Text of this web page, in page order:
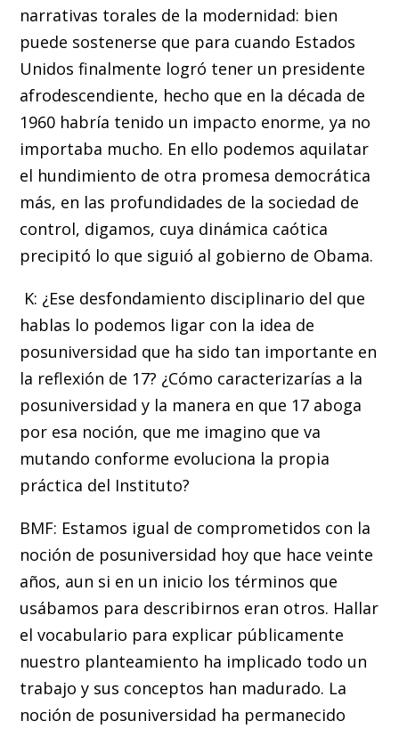
narrativas torales de la modernidad: bien
puede sostenerse que para cuando Estados
Unidos finalmente logró tener un presidente
afrodescendiente, hecho que en la década de
1960 habría tenido un impacto enorme, ya no
importaba mucho. En ello podemos aquilatar
el hundimiento de otra promesa democrática
más, en las profundidades de la sociedad de
control, digamos, cuya dinámica caótica
precipitó lo que siguió al gobierno de Obama.
K: ¿Ese desfondamiento disciplinario del que
hablas lo podemos ligar con la idea de
posuniversidad que ha sido tan importante en
la reflexión de 17? ¿Cómo caracterizarías a la
posuniversidad y la manera en que 17 aboga
por esa noción, que me imagino que va
mutando conforme evoluciona la propia
práctica del Instituto?
BMF: Estamos igual de comprometidos con la
noción de posuniversidad hoy que hace veinte
años, aun si en un inicio los términos que
usábamos para describirnos eran otros. Hallar
el vocabulario para explicar públicamente
nuestro planteamiento ha implicado todo un
trabajo y sus conceptos han madurado. La
noción de posuniversidad ha permanecido